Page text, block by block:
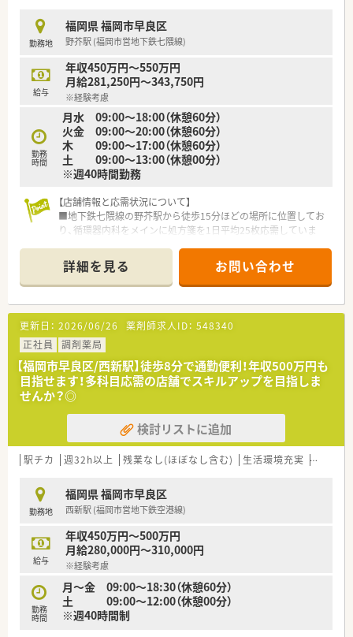
■電子薬歴の操作がスムーズにできる方を必須としており、周囲
のスタッフと協力しながら明るく元気に取り組める方を募集し
ています。
■管理薬剤師や店長経験がある方は大歓迎で、これまでのキャリ
アを活かして店舗運営にも積極的に関わりたい方を求めていま
す。
【こんな方にオススメ】
■処方箋をこなすだけの業務ではなく、地域の人々が自然と集ま
ってくるような温かい空間で薬剤師として働きたい方に最適で
す。
■毎年5,000円程度の安定したベースアップが期待できるため、
ます。
■小児科の経験を積みたい方や、ドクターと密な連携を取りなが
ら質の高い医療サービスを提供したいと考える方にぴったりで
勤務地
福岡県 福岡市早良区
野芥駅 (福岡市営地下鉄七隈線)
給与
年収450万円～550万円
月給281,250円～343,750円
※経験考慮
勤務
時間
月水 09:00～18:00（休憩60分）
火金 09:00～20:00（休憩60分）
木 09:00～17:00（休憩60分）
土 09:00～13:00（休憩00分）
※週40時間勤務
【店舗情報と応需状況について】
■地下鉄七隈線の野芥駅から徒歩15分ほどの場所に位置してお
り、循環器内科をメインに処方箋を1日平均25枚応需していま
■現在は正社員薬剤師1名体制ですが、忙しい時間帯にはパート
薬剤師も勤務するため、一人薬剤師でも安心して業務に励めま
す。
■在宅業務については現在2名の患者様を担当しており、地域に
密着したかかりつけ薬局としての役割をしっかりと果たしてい
ます。
【募集背景と求める人物像について】
■現職スタッフの産休入りに伴う欠員補充のため、即戦力として
活躍いただける管理薬剤師候補の方を急ぎで募集しておりま
す。
■一人薬剤師としての勤務が可能な方を求めており、周囲のスタ
ッフと協力しながら円滑に店舗運営を行える方を歓迎いたしま
す。
■年齢は50代まで幅広く受け入れており、調剤経験を活かして
ます。
【法人特徴について】
■福岡県内を中心に26店舗を展開しており、カフェ併設店舗や
福祉施設の運営など多角的な経営を行っている安定した法人で
す。
■早期から在宅医療に注力しており、無菌室を完備した在宅専門
店舗を保有するなど、高度な薬学的管理を実践できる基盤があり
ます。
■新卒からベテランまで幅広い世代が在籍しており、平均年齢は
詳細を見る お問い合わせ
更新日： 2026/06/26 薬剤師求人ID： 548340
正社員
調剤薬局
【福岡市早良区/西新駅】徒歩8分で通勤便利！年収500万円も
目指せます！多科目応需の店舗でスキルアップを目指しま
せんか？◎
検討リストに追加
駅チカ 週32h以上 残業なし(ほぼなし含む) 生活環境充実 教育制
勤務地
福岡県 福岡市早良区
西新駅 (福岡市営地下鉄空港線)
給与
年収450万円～500万円
月給280,000円～310,000円
※経験考慮
勤務
時間
月～金 09:00～18:30（休憩60分）
土 09:00～12:00（休憩00分）
※週40時間制